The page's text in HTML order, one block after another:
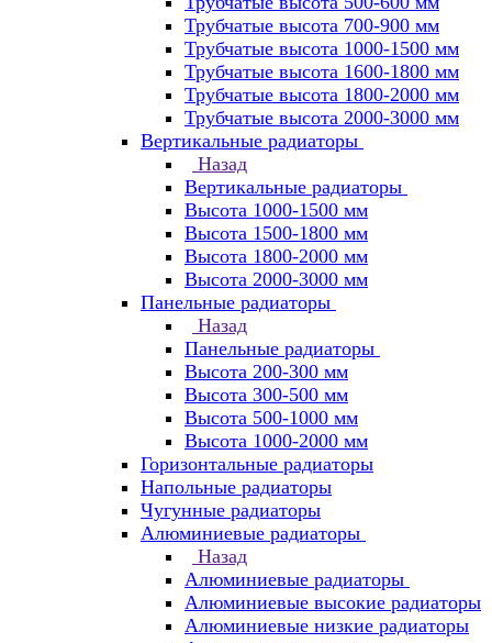
Трубчатые высота 700-900 мм
Трубчатые высота 1000-1500 мм
Трубчатые высота 1600-1800 мм
Трубчатые высота 1800-2000 мм
Трубчатые высота 2000-3000 мм
Вертикальные радиаторы
Назад
Вертикальные радиаторы
Высота 1000-1500 мм
Высота 1500-1800 мм
Высота 1800-2000 мм
Высота 2000-3000 мм
Панельные радиаторы
Назад
Панельные радиаторы
Высота 200-300 мм
Высота 300-500 мм
Высота 500-1000 мм
Высота 1000-2000 мм
Горизонтальные радиаторы
Напольные радиаторы
Чугунные радиаторы
Алюминиевые радиаторы
Назад
Алюминиевые радиаторы
Алюминиевые высокие радиаторы
Алюминиевые низкие радиаторы